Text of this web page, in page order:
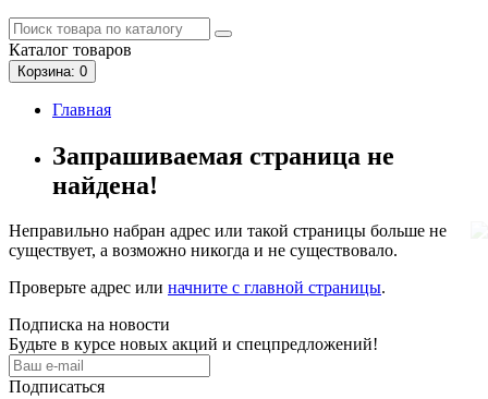
Каталог товаров
Корзина: 0
Главная
Запрашиваемая страница не
найдена!
Неправильно набран адрес или такой страницы больше не
существует, а возможно никогда и не существовало.
Проверьте адрес или начните с главной страницы.
Подписка на новости
Будьте в курсе новых акций и спецпредложений!
Подписаться